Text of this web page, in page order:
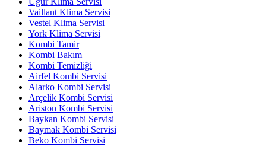
Vaillant Klima Servisi
Vestel Klima Servisi
York Klima Servisi
Kombi Tamir
Kombi Bakım
Kombi Temizliği
Airfel Kombi Servisi
Alarko Kombi Servisi
Arçelik Kombi Servisi
Ariston Kombi Servisi
Baykan Kombi Servisi
Baymak Kombi Servisi
Beko Kombi Servisi